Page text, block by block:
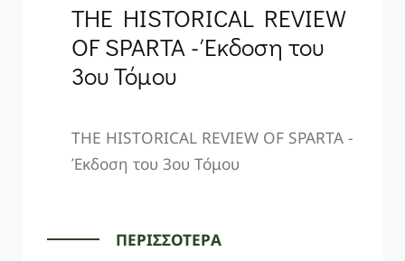
THE HISTORICAL REVIEW
OF SPARTA - Έκδοση του
3ου Τόμου
THE HISTORICAL REVIEW OF SPARTA -
Έκδοση του 3ου Τόμου
ΠΕΡΙΣΣΟΤΕΡΑ